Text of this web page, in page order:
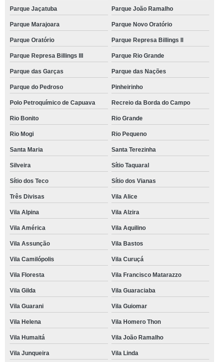
Parque Jaçatuba Parque João Ramalho
Parque Marajoara Parque Novo Oratório
Parque Oratório Parque Represa Billings II
Parque Represa Billings III Parque Rio Grande
Parque das Garças Parque das Nações
Parque do Pedroso Pinheirinho
Polo Petroquímico de Capuava Recreio da Borda do Campo
Rio Bonito Rio Grande
Rio Mogi Rio Pequeno
Santa Maria Santa Terezinha
Silveira Sítio Taquaral
Sítio dos Teco Sítio dos Vianas
Três Divisas Vila Alice
Vila Alpina Vila Alzira
Vila América Vila Aquilino
Vila Assunção Vila Bastos
Vila Camilópolis Vila Curuçá
Vila Floresta Vila Francisco Matarazzo
Vila Gilda Vila Guaraciaba
Vila Guarani Vila Guiomar
Vila Helena Vila Homero Thon
Vila Humaitá Vila João Ramalho
Vila Junqueira Vila Linda